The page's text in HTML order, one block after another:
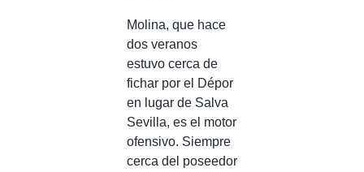
Molina, que hace
dos veranos
estuvo cerca de
fichar por el Dépor
en lugar de Salva
Sevilla, es el motor
ofensivo. Siempre
cerca del poseedor